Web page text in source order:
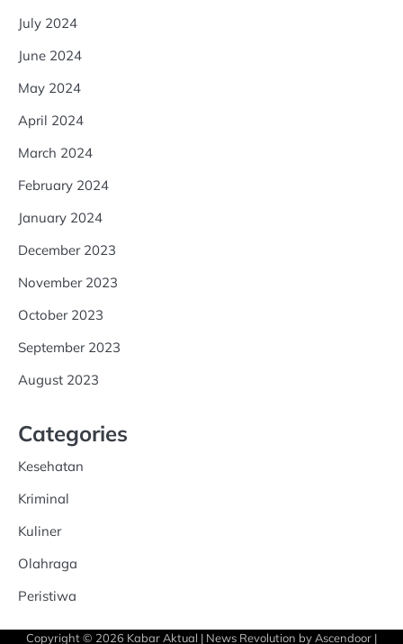
July 2024
June 2024
May 2024
April 2024
March 2024
February 2024
January 2024
December 2023
November 2023
October 2023
September 2023
August 2023
Categories
Kesehatan
Kriminal
Kuliner
Olahraga
Peristiwa
Copyright © 2026 Kabar Aktual | News Revolution by Ascendoor |